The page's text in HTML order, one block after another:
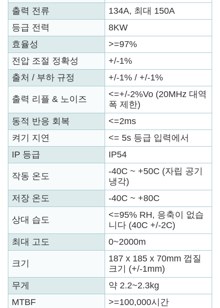
출력 전류
134A, 최대 150A
등급 전력
8KW
효율성
>=97%
전압 조절 정확성
+/-1%
출처 / 부하 규정
+/-1% / +/-1%
출력 리플 & 노이즈
<=+/-2%Vo (20MHz 대역
폭 제한)
동적 반응 회복
<=2ms
켜기 지연
<= 5s 등급 입력에서
IP 등급
IP54
작동 온도
-40C ~ +50C (자립 공기
냉각)
저장 온도
-40C ~ +80C
상대 습도
<=95% RH, 응축이 없습
니다 (40C +/-2C)
최대 고도
0~2000m
크기
187 x 185 x 70mm 껍질
크기 (+/-1mm)
무게
약 2.2~2.3kg
MTBF
>=100,000시간